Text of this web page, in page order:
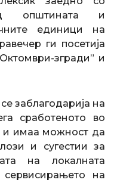
општината и
единици на
ги посетија
згради” и
заблагодарија на
сработеното во
и имаа можност да
и сугестии за
на локалната
на